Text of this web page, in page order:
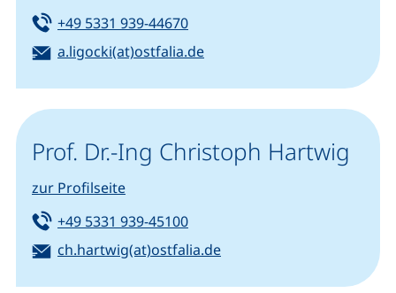
Tel:
+49 5331 939-44670(startet einen Telefonanruf,
E-Mail:
a.ligocki(at)ostfalia.de(öffnet Ihr E-Mail-
Prof. Dr.-Ing Christoph Hartwig
zur Profilseite
Tel:
+49 5331 939-45100(startet einen Telefonanruf,
E-Mail:
ch.hartwig(at)ostfalia.de(öffnet Ihr E-Mail-